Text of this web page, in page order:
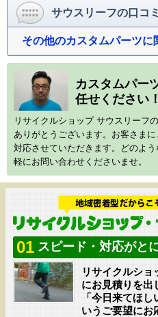
サウスリーフの口コ
その他のカスタムパーツ
カスタムパー
任せください！
リサイクルショップ サウスリーフ
ありがとうございます。お客さま
対応させていただきます。どのよ
軽にお問い合わせくださいませ。
01 スピード・対応がと
リサイクルショ
にお見積りを出
「今日来てほ
いうご要望にお